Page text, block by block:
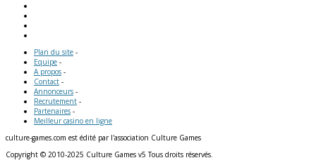
Plan du site -
Equipe -
A propos -
Contact -
Annonceurs -
Recrutement -
Partenaires -
Meilleur casino en ligne
culture-games.com est édité par l'association Culture Games
Copyright © 2010-2025 Culture Games v5 Tous droits réservés.